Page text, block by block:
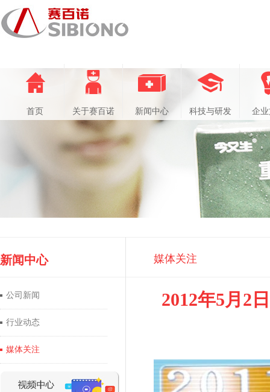
首页 关于赛百诺 新闻中心 科技与研发 企
新闻中心
公司新闻
行业动态
媒体关注
媒体关注
2012年5月2